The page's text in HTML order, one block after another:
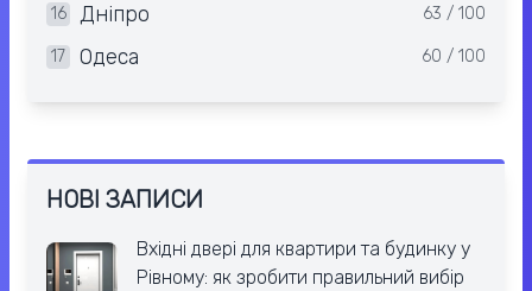
16 Дніпро 63 / 100
17 Одеса 60 / 100
НОВІ ЗАПИСИ
Вхідні двері для квартири та будинку у
Рівному: як зробити правильний вибір